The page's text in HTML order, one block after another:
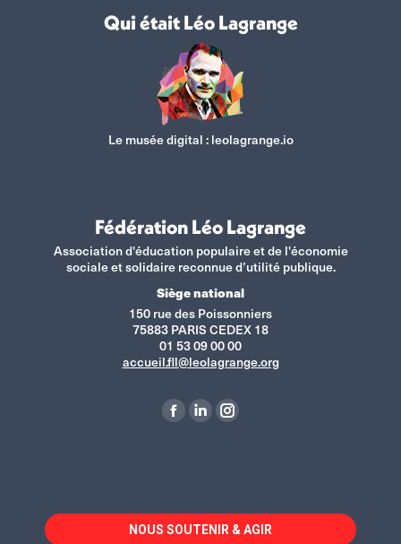
Qui était Léo Lagrange
Le musée digital : leolagrange.io
Fédération Léo Lagrange
Association d'éducation populaire et de l'économie
sociale et solidaire reconnue d’utilité publique.
Siège national
150 rue des Poissonniers
75883 PARIS CEDEX 18
01 53 09 00 00
accueil.fll@leolagrange.org
La
dans
une
La
dans
une
La
dans
une
NOUS SOUTENIR & AGIR